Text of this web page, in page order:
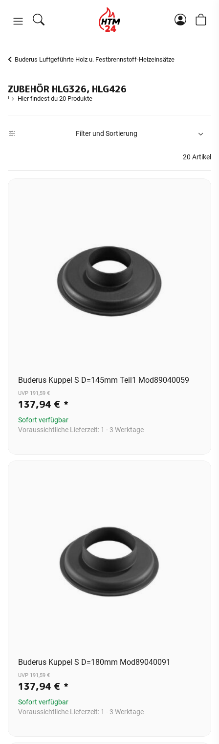
Buderus Luftgeführte Holz u. Festbrennstoff-Heizeinsätze
ZUBEHÖR HLG326, HLG426
Hier findest du 20 Produkte
Filter und Sortierung
20 Artikel
Buderus Kuppel S D=145mm Teil1 Mod89040059
UVP 191,59 €
137,94 € *
Sofort verfügbar
Voraussichtliche Lieferzeit: 1 - 3 Werktage
Buderus Kuppel S D=180mm Mod89040091
UVP 191,59 €
137,94 € *
Sofort verfügbar
Voraussichtliche Lieferzeit: 1 - 3 Werktage